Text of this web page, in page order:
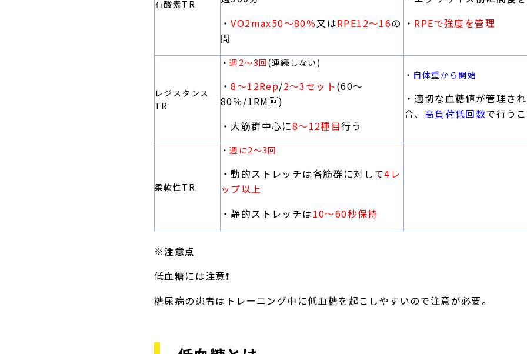
有酸素TR
・VO2max50〜80％又はRPE12〜16の
間
・ RPEで強度を管理
レジスタンス
TR
・週2〜3回(連続しない)
・8〜12Rep/2〜3セット(60〜
80％/1RM)
・大筋群中心に8〜12種目行う
・ 自体重から開始
・適切な血糖値が管理さ
合、 高負荷低回数で行う
柔軟性TR
・週に2〜3回
・動的ストレッチは各筋群に対して4レ
ップ以上
・静的ストレッチは10〜60秒保持
※注意点
低血糖には注意❗️
糖尿病の患者はトレーニング中に低血糖を起こしやすいので注意が必要。